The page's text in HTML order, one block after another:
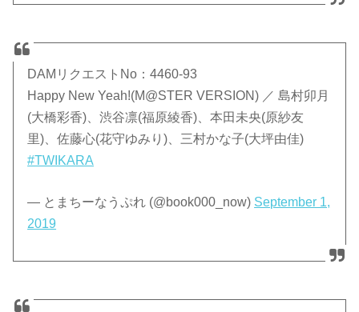
DAMリクエストNo：4460-93
Happy New Yeah!(M@STER VERSION) ／ 島村卯月
(大橋彩香)、渋谷凛(福原綾香)、本田未央(原紗友
里)、佐藤心(花守ゆみり)、三村かな子(大坪由佳)
#TWIKARA
— とまちーなうぷれ (@book000_now) September 1,
2019